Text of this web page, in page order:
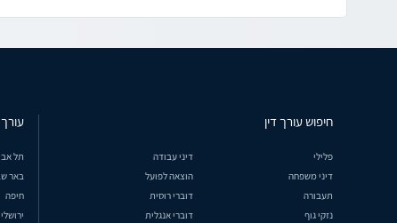
חיפוש עורך דין
פלילי
דיני עבודה
דיני משפחה
הוצאה לפועל
תעבורה
דוברי רוסית
נזקי גוף
דוברי אנגלית
עורך
תל
באר
חיפה